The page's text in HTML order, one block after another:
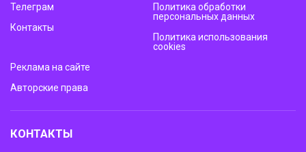
Телеграм
Контакты
Политика обработки
персональных данных
Политика использования
cookies
Реклама на сайте
Авторские права
КОНТАКТЫ